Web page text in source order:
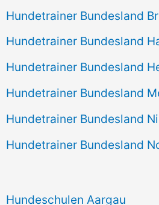
Hundetrainer Bundesland
Hundetrainer Bundesland
Hundetrainer Bundesland
Hundetrainer Bundesland
Hundetrainer Bundesland
Hundetrainer Bundesland
Hundeschulen Aargau